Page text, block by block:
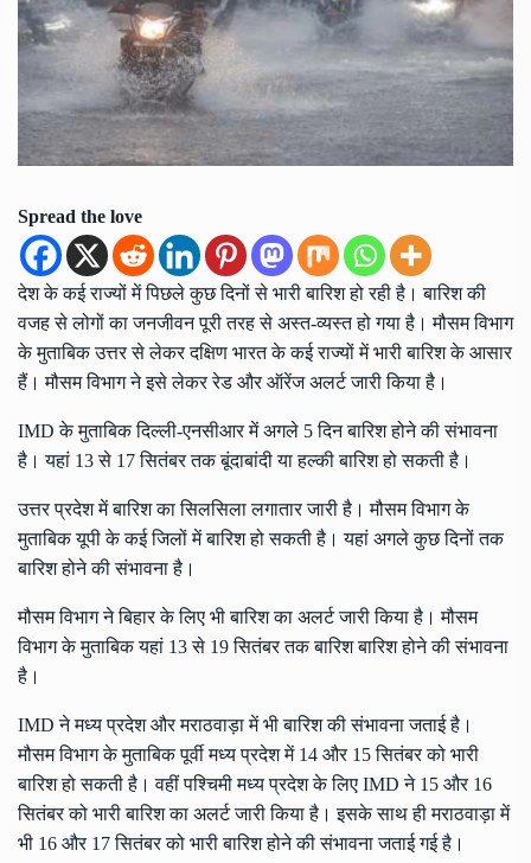
Spread the love
देश के कई राज्यों में पिछले कुछ दिनों से भारी बारिश हो रही है। बारिश की
वजह से लोगों का जनजीवन पूरी तरह से अस्त-व्यस्त हो गया है। मौसम विभाग
के मुताबिक उत्तर से लेकर दक्षिण भारत के कई राज्यों में भारी बारिश के आसार
हैं। मौसम विभाग ने इसे लेकर रेड और ऑरेंज अलर्ट जारी किया है।
IMD के मुताबिक दिल्ली-एनसीआर में अगले 5 दिन बारिश होने की संभावना
है। यहां 13 से 17 सितंबर तक बूंदाबांदी या हल्की बारिश हो सकती है।
उत्तर प्रदेश में बारिश का सिलसिला लगातार जारी है। मौसम विभाग के
मुताबिक यूपी के कई जिलों में बारिश हो सकती है। यहां अगले कुछ दिनों तक
बारिश होने की संभावना है।
मौसम विभाग ने बिहार के लिए भी बारिश का अलर्ट जारी किया है। मौसम
विभाग के मुताबिक यहां 13 से 19 सितंबर तक बारिश बारिश होने की संभावना
है।
IMD ने मध्य प्रदेश और मराठवाड़ा में भी बारिश की संभावना जताई है।
मौसम विभाग के मुताबिक पूर्वी मध्य प्रदेश में 14 और 15 सितंबर को भारी
बारिश हो सकती है। वहीं पश्चिमी मध्य प्रदेश के लिए IMD ने 15 और 16
सितंबर को भारी बारिश का अलर्ट जारी किया है। इसके साथ ही मराठवाड़ा में
भी 16 और 17 सितंबर को भारी बारिश होने की संभावना जताई गई है।